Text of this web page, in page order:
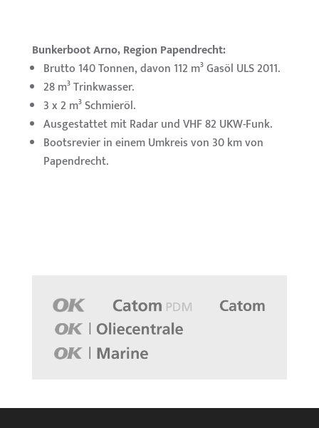
Bunkerboot Arno, Region Papendrecht:
Brutto 140 Tonnen, davon 112 m³ Gasöl ULS 2011.
28 m³ Trinkwasser.
3 x 2 m³ Schmieröl.
Ausgestattet mit Radar und VHF 82 UKW-Funk.
Bootsrevier in einem Umkreis von 30 km von
Papendrecht.